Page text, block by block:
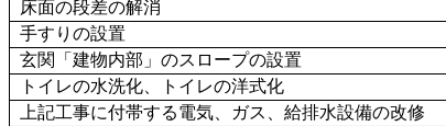
床面の段差の解消
手すりの設置
玄関「建物内部」のスロープの設置
トイレの水洗化、トイレの洋式化
上記工事に付帯する電気、ガス、給排水設備の改修